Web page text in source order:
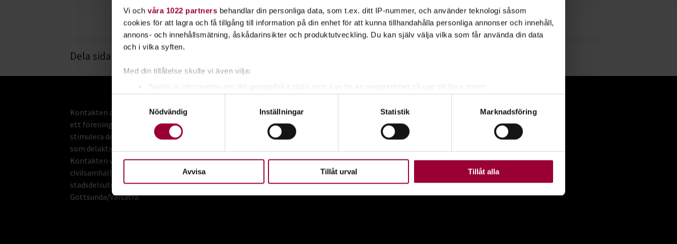
Vi och våra 1022 partners behandlar din personliga data, som t.ex. ditt IP-nummer, och använder teknologi såsom
cookies för att lagra och få tillgång till information på din enhet för att kunna tillhandahålla personliga annonser och innehåll,
annons- och innehållsmätning, åskådarinsikter och produktutveckling. Du kan själv välja vilka som får använda din data
och i vilka syften.
Med din tillåtelse skulle vi även vilja:
Samla in information om din geografiska plats som kan ha en noggrannhet på upp till flera meter
Ta reda på mer om hur dina personliga uppgifter behandlas och ställ in dina preferenser i
detaljsektionen . Du kan ändra
eller dra tillbaka ditt samtycke när som helst från cookie-förklaringen.
För att du ska få en så bra upplevelse som möjligt använder vi kakor (cookies) på vår webbplats. Vissa kakor är
Nödvändig
Inställningar Statistik Marknadsföring
Avvisa Tillåt urval Tillåt alla
Dela sida: Facebook
Kontakten är en mötesplats och
ett föreningshus som aktivt ska
stimulera demokratiska former
som delaktighet och inflytande,
Kontakten vill stärka
civilsamhället och bidra till
stadsdelsutvecklingen i
Gottsunda/Valsätra.
Följ oss på facebook
Följ oss på instagram